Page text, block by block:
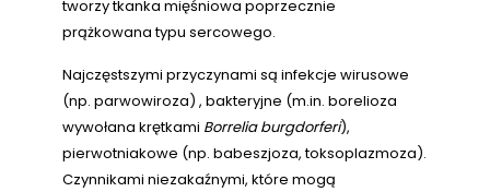
tworzy tkanka mięśniowa poprzecznie
prążkowana typu sercowego.
Najczęstszymi przyczynami są infekcje wirusowe
(np. parwowiroza) , bakteryjne (m.in. borelioza
wywołana krętkami Borrelia burgdorferi),
pierwotniakowe (np. babeszjoza, toksoplazmoza).
Czynnikami niezakaźnymi, które mogą